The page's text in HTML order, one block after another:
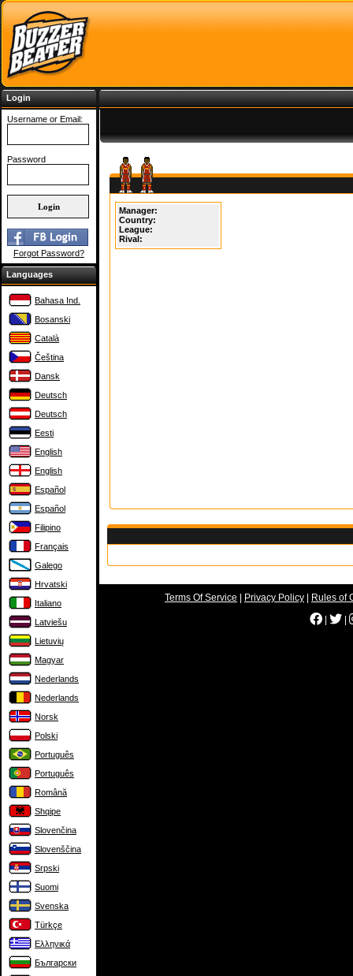
Login
Username or Email:
Password
Forgot Password?
Languages
Bahasa Ind.
Bosanski
Català
Čeština
Dansk
Deutsch
Deutsch
Eesti
English
English
Español
Español
Filipino
Français
Galego
Hrvatski
Italiano
Latviešu
Lietuvių
Magyar
Nederlands
Nederlands
Norsk
Polski
Português
Português
Română
Shqipe
Slovenčina
Slovenščina
Srpski
Suomi
Svenska
Türkçe
Ελληνικά
Български
Manager:
Country:
League:
Rival:
Terms Of Service Privacy Policy
Rules of